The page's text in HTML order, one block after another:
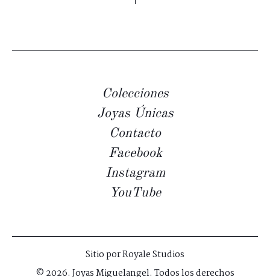
Colecciones
Joyas Únicas
Contacto
Facebook
Instagram
YouTube
Sitio porRoyale Studios
© 2026. Joyas Miguelangel. Todos los derechos